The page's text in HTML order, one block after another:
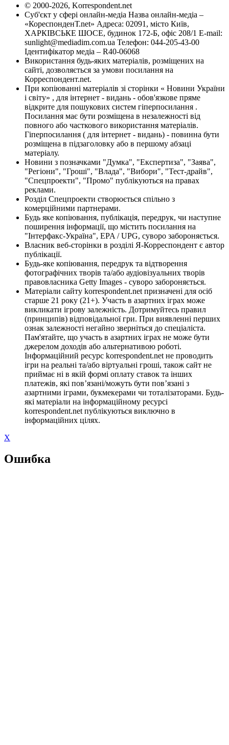
© 2000-2026, Korrespondent.net
Суб'єкт у сфері онлайн-медіа Назва онлайн-медіа –
«КореспонденТ.net» Адреса: 02091, місто Київ,
ХАРКІВСЬКЕ ШОСЕ, будинок 172-Б, офіс 208/1 E-mail:
sunlight@mediadim.com.ua Телефон: 044-205-43-00
Ідентифікатор медіа – R40-06068
Використання будь-яких матеріалів, розміщених на
сайті, дозволяється за умови посилання на
Корреспондент.net.
При копіюванні матеріалів зі сторінки « Новини України
і світу» , для інтернет - видань - обов'язкове пряме
відкрите для пошукових систем гіперпосилання .
Посилання має бути розміщена в незалежності від
повного або часткового використання матеріалів.
Гіперпосилання ( для інтернет - видань) - повинна бути
розміщена в підзаголовку або в першому абзаці
матеріалу.
Новини з позначками "Думка", "Експертиза", "Заява",
"Регіони", "Гроші", "Влада", "Вибори", "Тест-драйв",
"Спецпроекти", "Промо" публікуються на правах
реклами.
Розділ Спецпроекти створюється спільно з
комерційними партнерами.
Будь яке копіювання, публікація, передрук, чи наступне
поширення інформації, що містить посилання на
"Інтерфакс-Україна", EPA / UPG, суворо забороняється.
Власник веб-сторінки в розділі Я-Корреспондент є автор
публікації.
Будь-яке копіювання, передрук та відтворення
фотографічних творів та/або аудіовізуальних творів
правовласника Getty Images - суворо забороняється.
Матеріали сайту korrespondent.net призначені для осіб
старше 21 року (21+). Участь в азартних іграх може
викликати ігрову залежність. Дотримуйтесь правил
(принципів) відповідальної гри. При виявленні перших
ознак залежності негайно зверніться до спеціаліста.
Пам'ятайте, що участь в азартних іграх не може бути
джерелом доходів або альтернативою роботі.
Інформаційний ресурс korrespondent.net не проводить
ігри на реальні та/або віртуальні гроші, також сайт не
приймає ні в якій формі оплату ставок та інших
платежів, які пов’язані/можуть бути пов’язані з
азартними іграми, букмекерами чи тоталізаторами. Будь-
які матеріали на інформаційному ресурсі
korrespondent.net публікуються виключно в
інформаційних цілях.
X
Ошибка